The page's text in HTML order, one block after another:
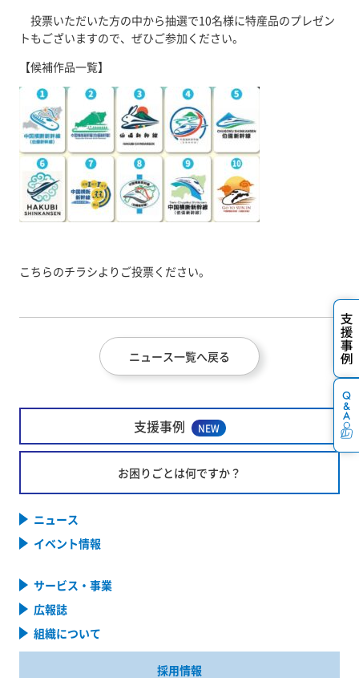
投票いただいた方の中から抽選で10名様に特産品のプレゼン
トもございますので、ぜひご参加ください。
【候補作品一覧】
こちらのチラシよりご投票ください。
ニュース一覧へ戻る
支援事例 NEW
お困りごとは何ですか？
ニュース
イベント情報
サービス・事業
広報誌
組織について
採用情報